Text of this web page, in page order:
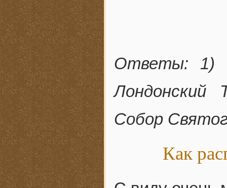
Ответы: 1)
Лондонский
Собор
Как